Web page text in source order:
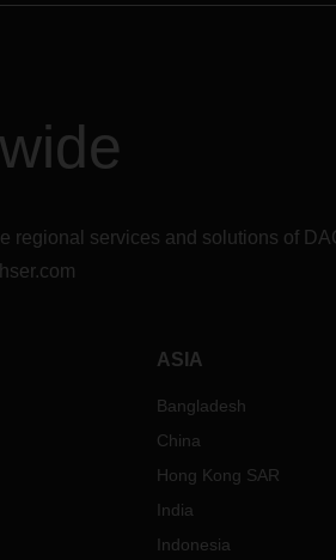
regional services and solutions of
ASIA
Bangladesh
China
Hong Kong SAR
India
Indonesia